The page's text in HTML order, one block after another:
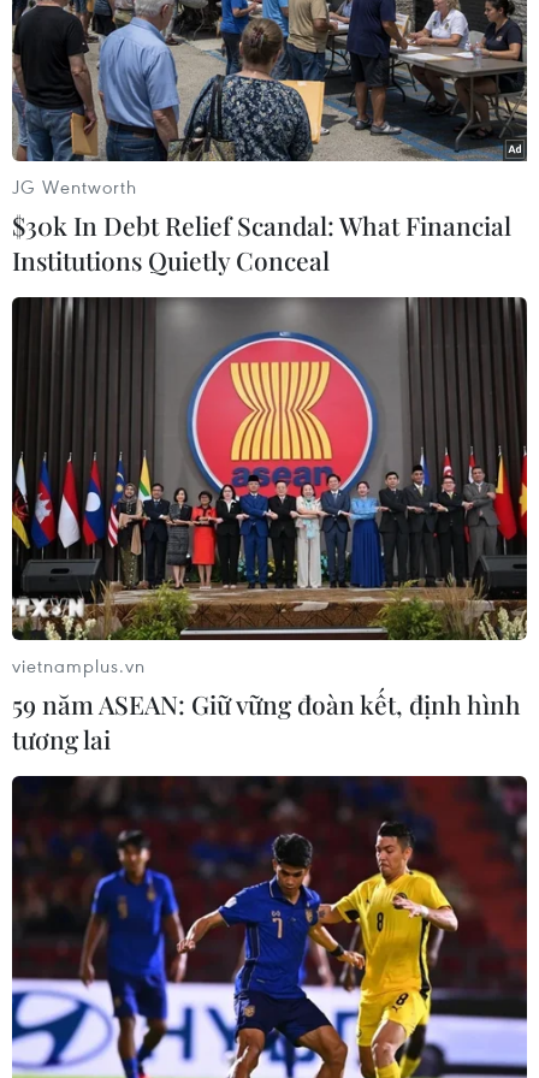
Thái Lan và Campuchia đạt thỏa thuận giảm căng
thẳng biên giới
Người phát ngôn quân đội Thái Lan cho biết các chỉ huy hai bên thống nhất
sử dụng Ủy ban Biên giới hỗn hợp - một cơ chế song phương cấp chính phủ,
để đẩy nhanh tiến trình giải quyết các tranh chấp.
Thái Lan cân nhắc xây dựng bức tường 55km dọc
biên giới với Campuchia
14/02/2025 01:25
Chính phủ Thái Lan đang xem xét đề xuất xây dựng một bức tường dài
55km dọc biên giới Thái Lan-Campuchia nhằm tăng cường nỗ lực chống
nạn buôn người và ma túy.
Thái Lan và Campuchia thúc đẩy hợp tác xuyên
biên giới
24/10/2024 23:38
JG Wentworth
$30k In Debt Relief Scandal: What Financial
Institutions Quietly Conceal
vietnamplus.vn
59 năm ASEAN: Giữ vững đoàn kết, định hình
tương lai